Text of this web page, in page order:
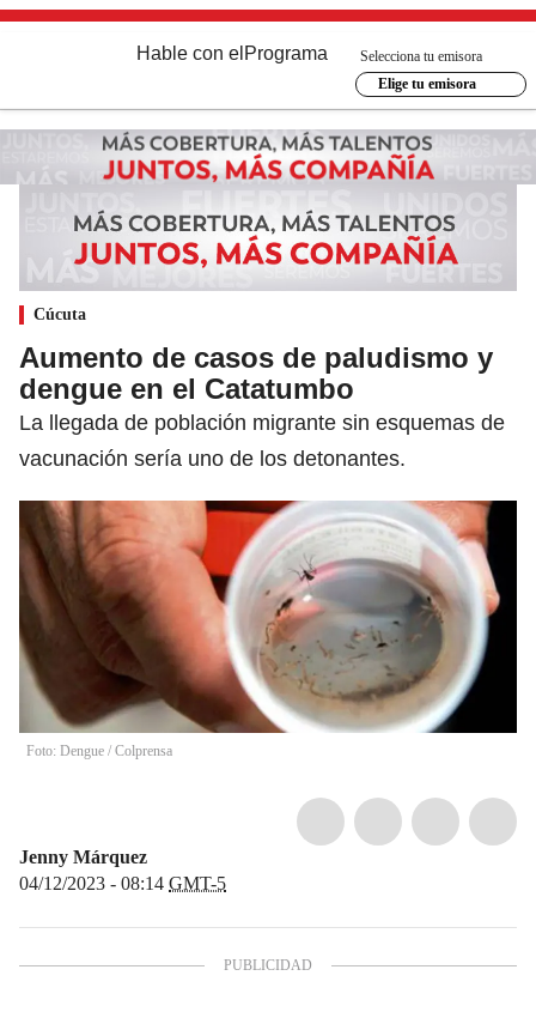
Hable con el Programa
Selecciona tu emisora
Elige tu emisora
Cúcuta
Aumento de casos de paludismo y
dengue en el Catatumbo
La llegada de población migrante sin esquemas de
vacunación sería uno de los detonantes.
Foto: Dengue / Colprensa
Jenny Márquez
04/12/2023 - 08:14 GMT-5